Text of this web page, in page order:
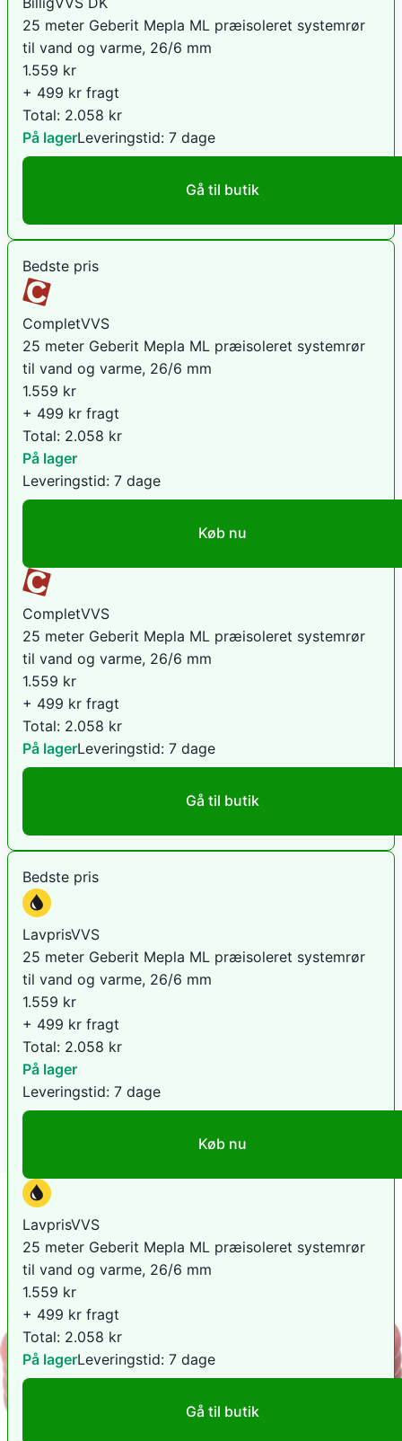
25 meter Geberit Mepla ML præisoleret systemrør
til vand og varme, 26/6 mm
1.559 kr
+ 499 kr fragt
Total: 2.058 kr
På lagerLeveringstid: 7 dage
Gå til butik
Bedste pris
CompletVVS
25 meter Geberit Mepla ML præisoleret systemrør
til vand og varme, 26/6 mm
1.559 kr
+ 499 kr fragt
Total: 2.058 kr
På lager
Leveringstid: 7 dage
Køb nu
CompletVVS
25 meter Geberit Mepla ML præisoleret systemrør
til vand og varme, 26/6 mm
1.559 kr
+ 499 kr fragt
Total: 2.058 kr
På lagerLeveringstid: 7 dage
Gå til butik
Bedste pris
LavprisVVS
25 meter Geberit Mepla ML præisoleret systemrør
til vand og varme, 26/6 mm
1.559 kr
+ 499 kr fragt
Total: 2.058 kr
På lager
Leveringstid: 7 dage
Køb nu
LavprisVVS
25 meter Geberit Mepla ML præisoleret systemrør
til vand og varme, 26/6 mm
1.559 kr
+ 499 kr fragt
Total: 2.058 kr
På lagerLeveringstid: 7 dage
Gå til butik